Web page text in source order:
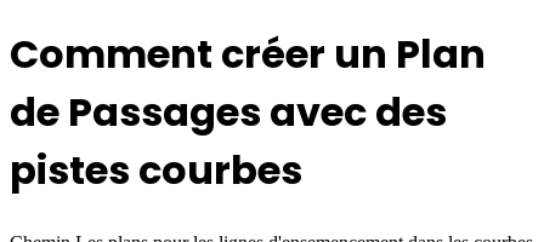
Comment créer un Plan
de Passages avec des
pistes courbes